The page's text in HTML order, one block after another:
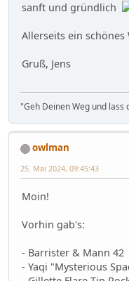
sanft und gründlich
Allerseits ein schönes
Gruß, Jens
"Geh Deinen Weg und
owlman
25. Mai 2024, 09:45:43
Moin!
Vorhin gab's:
- Barrister & Mann 42
- Yaqi "Mysterious